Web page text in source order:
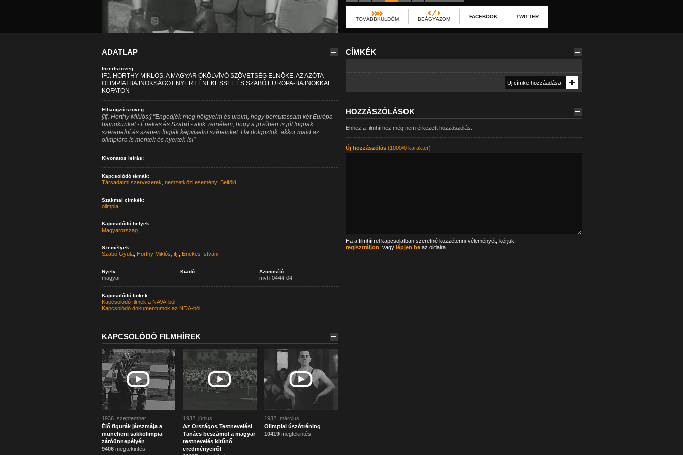
TOVÁBBKÜLDÖM BEÁGYAZOM FACEBOOK TWITTER
ADATLAP
Inzertszöveg:
IFJ. HORTHY MIKLÓS, A MAGYAR ÖKÖLVÍVÓ SZÖVETSÉG ELNÖKE, AZ AZÓTA
OLIMPIAI BAJNOKSÁGOT NYERT ÉNEKESSEL ÉS SZABÓ EURÓPA-BAJNOKKAL.
KOFATON
Elhangzó szöveg:
[ifj. Horthy Miklós:] "Engedjék meg hölgyeim és uraim, hogy bemutassam két Európa-
bajnokunkat - Énekes és Szabó - akik, remélem, hogy a jövőben is jól fognak
szerepelni és szépen fogják képviselni színeinket. Ha dolgoztok, akkor majd az
olimpiára is mentek és nyertek is!"
Kivonatos leírás:
Kapcsolódó témák:
Társadalmi szervezetek nemzetközi esemény, Belföld
Szakmai címkék:
olimpia
Kapcsolódó helyek:
Magyarország
Személyek:
Szabó Gyula, Horthy Miklós, ifj. Énekes István
Nyelv:
magyar
Kiadó: Azonosító:
mvh-0444-04
Kapcsolódó linkek
Kapcsolódó filmek a NAVA-ból
Kapcsolódó dokumentumok az NDA-ból
KAPCSOLÓDÓ FILMHÍREK
1936. szeptember
Élő figurák játszmája a
müncheni sakkolimpia
záróünnepélyén
9406megtekintés
1932. június
Az Országos Testnevelési
Tanács beszámol a magyar
testnevelés kitűnő
eredményeiről
1932. március
Olimpiai úszótréning
10419megtekintés
CÍMKÉK
-
HOZZÁSZÓLÁSOK
Ehhez a filmhírhez még nem érkezett hozzászólás.
Új hozzászólás(1000/0 karakter)
Ha a filmhírrel kapcsolatban szeretné közzétenni véleményét, kérjük,
regisztráljon , vagy lépjen beaz oldalra.